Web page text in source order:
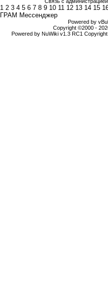
1 2 3 4 5 6 7 8 9 10 11 12 13 14 15
ГРАМ Мессенджер
Powered by
Copyright ©2000 -
Powered by NuWiki v1.3 RC1